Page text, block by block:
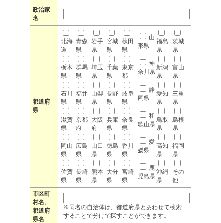
政治家
名
都道府
県
北海
道
青森
県
岩手
県
宮城
県
秋田
県
山
形県
福島
県
茨城
県
栃木
県
群馬
県
埼玉
県
千葉
県
東京
都
神
奈川県
新潟
県
富山
県
石川
県
福井
県
山梨
県
長野
県
岐阜
県
静
岡県
愛知
県
三重
県
滋賀
県
京都
府
大阪
府
兵庫
県
奈良
県
和
歌山県
鳥取
県
島根
県
岡山
県
広島
県
山口
県
徳島
県
香川
県
愛
媛県
高知
県
福岡
県
佐賀
県
長崎
県
熊本
県
大分
県
宮崎
県
鹿
児島県
沖縄
県
その
他
市区町
村名、
都道府
県名
※同名の自治体は、都道府県とあわせて検索
することで分けて探すことができます。